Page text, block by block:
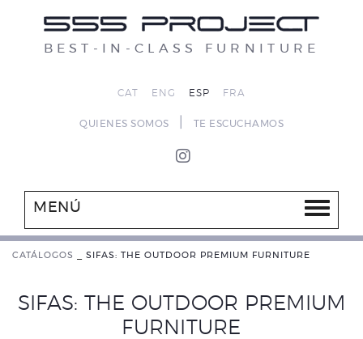
BEST-IN-CLASS FURNITURE
CAT ENG ESP FRA
QUIENES SOMOS TE ESCUCHAMOS
MENÚ
CATÁLOGOS SIFAS: THE OUTDOOR PREMIUM FURNITURE
SIFAS: THE OUTDOOR PREMIUM
FURNITURE